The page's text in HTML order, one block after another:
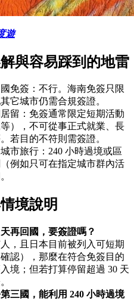
遊
與容易踩到的地雷
免簽：不行。海南免簽只限
它城市仍需合規簽證。
留：免簽通常限定短期活動
），不可從事正式就業、長
若目的不符則需簽證。
市旅行：240 小時過境或區
例如只可在指定城市群內活
境說明
再回國，要簽證嗎？
，且日本目前被列入可短期
認），那麼在符合免簽目的
境；但若打算停留超過 30 天
三國，能利用 240 小時過境